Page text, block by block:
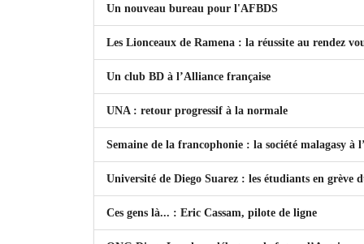
Un nouveau bureau pour l'AFBDS
Les Lionceaux de Ramena : la réussite au rendez
Un club BD à l’Alliance française
UNA : retour progressif à la normale
Semaine de la francophonie : la société malagasy à
Université de Diego Suarez : les étudiants en grève
Ces gens là... : Eric Cassam, pilote de ligne